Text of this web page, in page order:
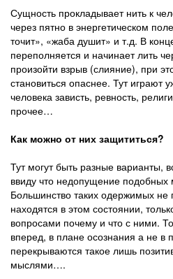
Сущность прокладывает нить к
через пятно в энергетическом
точит», «жаба душит» и т.д. В
переполняется и начинает лить
произойти взрыв (слияние), при
становиться опаснее. Тут играют
человека зависть, ревность,
прочее…
Как можно от них защититься?
Тут могут быть разные варианты,
ввиду что недопущение подобных
Большинство таких одержимых не
находятся в этом состоянии,
вопросами почему и что с ними.
вперед, в плане осознания а не
перекрываются такое лишь
мыслями….